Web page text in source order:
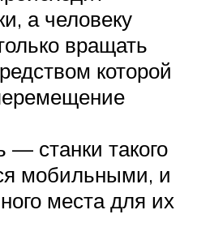
а человеку
вращать
которой
— станки такого
мобильными, и
места для их